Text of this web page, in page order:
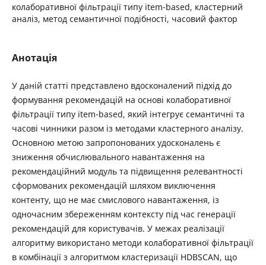
колаборативної фільтрації типу item-based, кластерний
аналіз, метод семантичної подібності, часовий фактор
Анотація
У даній статті представлено вдосконалений підхід до
формування рекомендацій на основі колаборативної
фільтрації типу item-based, який інтегрує семантичні та
часові чинники разом із методами кластерного аналізу.
Основною метою запропонованих удосконалень є
зниження обчислювального навантаження на
рекомендаційний модуль та підвищення релевантності
сформованих рекомендацій шляхом виключення
контенту, що не має смислового навантаження, із
одночасним збереженням контексту під час генерації
рекомендацій для користувачів. У межах реалізації
алгоритму використано методи колаборативної фільтрації
в комбінації з алгоритмом кластеризації HDBSCAN, що